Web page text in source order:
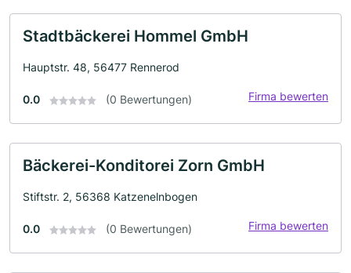
Stadtbäckerei Hommel GmbH
Hauptstr. 48, 56477 Rennerod
0.0 (0 Bewertungen) Firma bewerten
Bäckerei-Konditorei Zorn GmbH
Stiftstr. 2, 56368 Katzenelnbogen
0.0 (0 Bewertungen) Firma bewerten